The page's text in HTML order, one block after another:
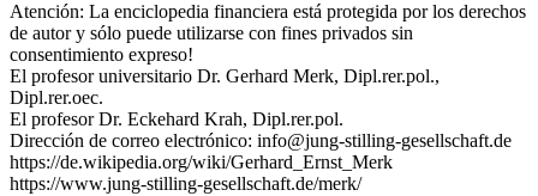
Atención: La enciclopedia financiera está protegida por los derechos
de autor y sólo puede utilizarse con fines privados sin
consentimiento expreso!
El profesor universitario Dr. Gerhard Merk, Dipl.rer.pol.,
Dipl.rer.oec.
El profesor Dr. Eckehard Krah, Dipl.rer.pol.
Dirección de correo electrónico: info@jung-stilling-gesellschaft.de
https://de.wikipedia.org/wiki/Gerhard_Ernst_Merk
https://www.jung-stilling-gesellschaft.de/merk/